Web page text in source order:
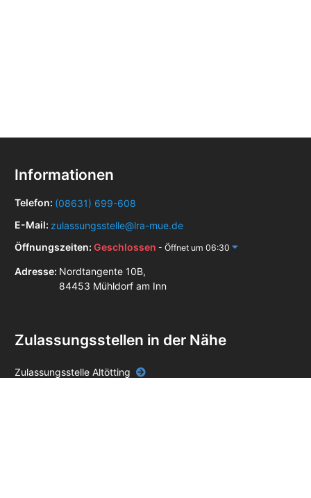
Informationen
Telefon: (08631) 699-608
E-Mail: zulassungsstelle@lra-mue.de
Öffnungszeiten: Geschlossen - Öffnet um 06:30
Adresse: Nordtangente 10B,
84453 Mühldorf am Inn
Zulassungsstellen in der Nähe
Zulassungsstelle Altötting